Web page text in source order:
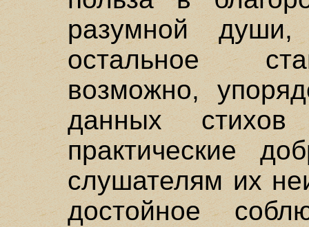
разумной
остальное
возможно,
данных
практические
слушателям их
достойное